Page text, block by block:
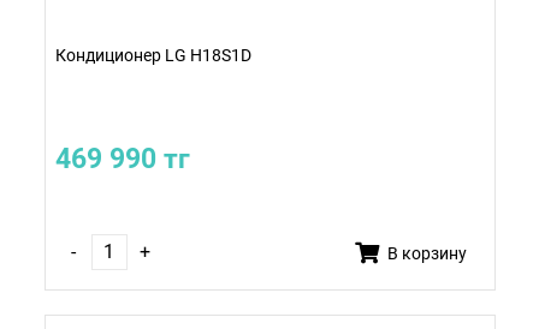
Кондиционер LG H18S1D
469 990 тг
- + В корзину